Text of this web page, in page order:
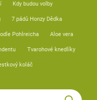
Kdy budou volby
7 pádů Honzy Dědka
Pohlreicha Aloe vera
Tvarohové knedlíky
koláč